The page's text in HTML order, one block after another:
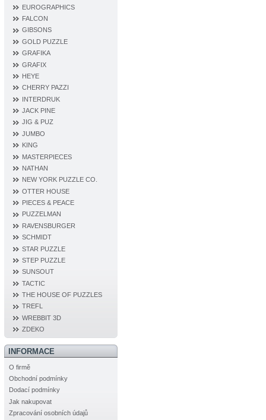
EUROGRAPHICS
FALCON
GIBSONS
GOLD PUZZLE
GRAFIKA
GRAFIX
HEYE
CHERRY PAZZI
INTERDRUK
JACK PINE
JIG & PUZ
JUMBO
KING
MASTERPIECES
NATHAN
NEW YORK PUZZLE CO.
OTTER HOUSE
PIECES & PEACE
PUZZELMAN
RAVENSBURGER
SCHMIDT
STAR PUZZLE
STEP PUZZLE
SUNSOUT
TACTIC
THE HOUSE OF PUZZLES
TREFL
WREBBIT 3D
ZDEKO
INFORMACE
O firmě
Obchodní podmínky
Dodací podmínky
Jak nakupovat
Zpracování osobních údajů